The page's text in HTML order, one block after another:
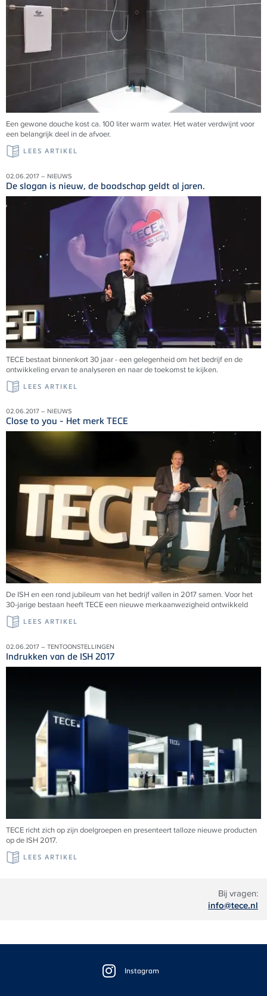
Bij vragen:
info@tece.nl
Een gewone douche kost ca. 100 liter warm water. Het water verdwijnt voor
een belangrijk deel in de afvoer.
LEES ARTIKEL
02.06.2017 – NIEUWS
De slogan is nieuw, de boodschap geldt al jaren.
TECE bestaat binnenkort 30 jaar - een gelegenheid om het bedrijf en de
ontwikkeling ervan te analyseren en naar de toekomst te kijken.
LEES ARTIKEL
02.06.2017 – NIEUWS
Close to you - Het merk TECE
De ISH en een rond jubileum van het bedrijf vallen in 2017 samen. Voor het
30-jarige bestaan heeft TECE een nieuwe merkaanwezigheid ontwikkeld
LEES ARTIKEL
02.06.2017 – TENTOONSTELLINGEN
Indrukken van de ISH 2017
TECE richt zich op zijn doelgroepen en presenteert talloze nieuwe producten
op de ISH 2017.
LEES ARTIKEL
Instagram